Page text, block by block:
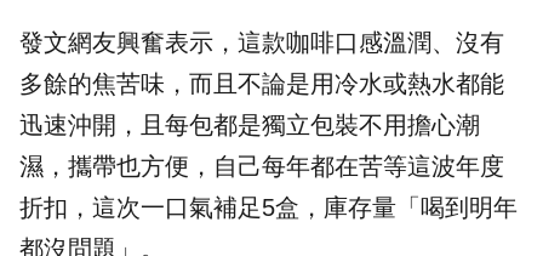
發文網友興奮表示，這款咖啡口感溫潤、沒有
多餘的焦苦味，而且不論是用冷水或熱水都能
迅速沖開，且每包都是獨立包裝不用擔心潮
濕，攜帶也方便，自己每年都在苦等這波年度
折扣，這次一口氣補足5盒，庫存量「喝到明年
都沒問題」。